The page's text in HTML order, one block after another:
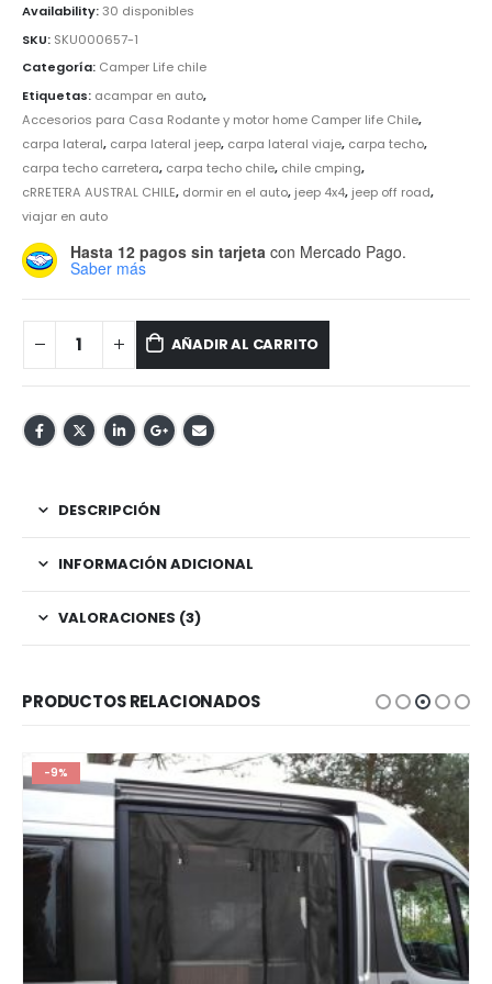
Availability:30 disponibles
SKU: SKU000657-1
Categoría: Camper Life chile
Etiquetas: acampar en auto,
Accesorios para Casa Rodante y motor home Camper life Chile,
carpa lateral, carpa lateral jeep, carpa lateral viaje, carpa techo,
carpa techo carretera, carpa techo chile, chile cmping,
cRRETERA AUSTRAL CHILE, dormir en el auto, jeep 4x4, jeep off road,
viajar en auto
Hasta 12 pagos sin tarjeta con Mercado Pago.
Saber más
AÑADIR AL CARRITO
DESCRIPCIÓN
INFORMACIÓN ADICIONAL
VALORACIONES (3)
PRODUCTOS RELACIONADOS
-9%